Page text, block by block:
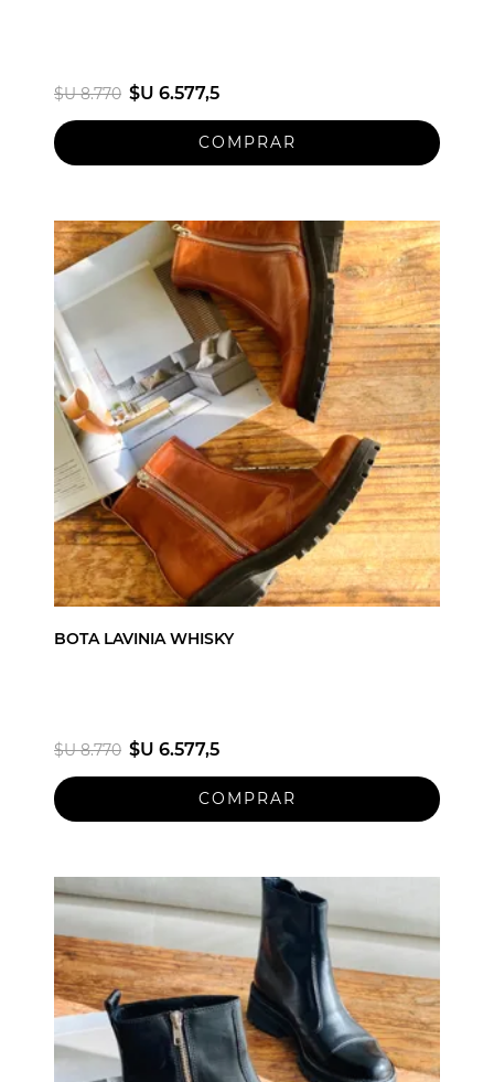
$U 8.770 $U 6.577,5
BOTA LAVINIA WHISKY
$U 8.770 $U 6.577,5